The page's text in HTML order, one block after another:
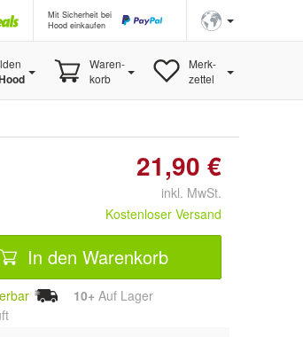
Mit Sicherheit bei
Hood einkaufen
Waren-
korb
Merk-
zettel
21,90 €
inkl. MwSt.
Kostenloser Versand
In den Warenkorb
10+ Auf Lager